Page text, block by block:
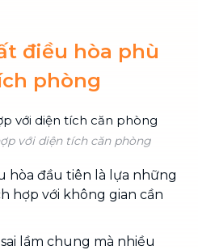
điều hòa phù
phòng
với diện tích căn phòng
hòa đầu tiên là lựa những
hợp với không gian cần
lầm chung mà nhiều